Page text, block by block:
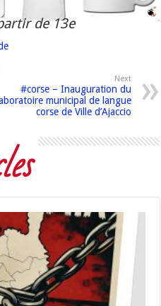
de 13e
Next
#corse – Inauguration du
municipal de langue
corse de Ville d’Ajaccio